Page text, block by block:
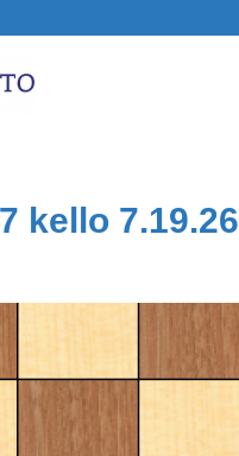
kello 7.19.26